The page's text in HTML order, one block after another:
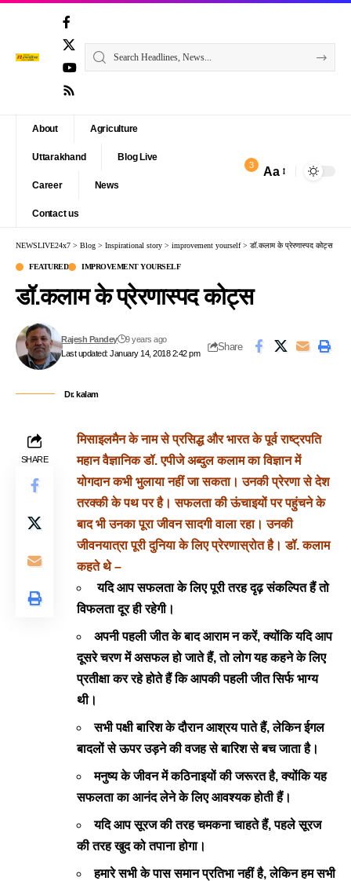
About Agriculture
Uttarakhand Blog Live
Career News
Contact us
3 Aa
NEWSLIVE24x7 > Blog > Inspirational story > improvement yourself> डॉ.कलाम के प्रेरणास्पद कोट्स
FEATURED IMPROVEMENT YOURSELF
डॉ.कलाम के प्रेरणास्पद कोट्स
Last updated: January 14, 2018 2:42 pm
Rajesh Pandey 9 years ago
Share
Dr. kalam
SHARE
मिसाइलमैन के नाम से प्रसिद्ध और भारत के पूर्व राष्ट्रपति
महान वैज्ञानिक डॉ. एपीजे अब्दुल कलाम का विज्ञान में
योगदान कभी भुलाया नहीं जा सकता। उनकी प्रेरणा से देश
तरक्की के पथ पर है। सफलता की ऊंचाइयों पर पहुंचने के
बाद भी उनका पूरा जीवन सादगी वाला रहा। उनकी
जीवनयात्रा पूरी दुनिया के लिए प्रेरणास्रोत है। डॉ. कलाम
कहते थे –
यदि आप सफलता के लिए पूरी तरह दृढ़ संकल्पित हैं तो
विफलता दूर ही रहेगी।
अपनी पहली जीत के बाद आराम न करें, क्योंकि यदि आप
दूसरे चरण में असफल हो जाते हैं, तो लोग यह कहने के लिए
प्रतीक्षा कर रहे होते हैं कि आपकी पहली जीत सिर्फ भाग्य
थी।
सभी पक्षी बारिश के दौरान आश्रय पाते हैं, लेकिन ईगल
बादलों से ऊपर उड़ने की वजह से बारिश से बच जाता है।
मनुष्य के जीवन में कठिनाइयों की जरूरत है, क्योंकि यह
सफलता का आनंद लेने के लिए आवश्यक होती हैं।
यदि आप सूरज की तरह चमकना चाहते हैं, पहले सूरज
की तरह खुद को तपाना होगा।
हमारे सभी के पास समान प्रतिभा नहीं है, लेकिन हम सभी